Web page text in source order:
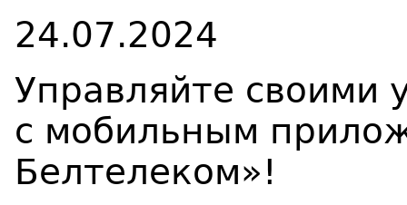
24.07.2024
Управляйте своими
с мобильным
Белтелеком»!